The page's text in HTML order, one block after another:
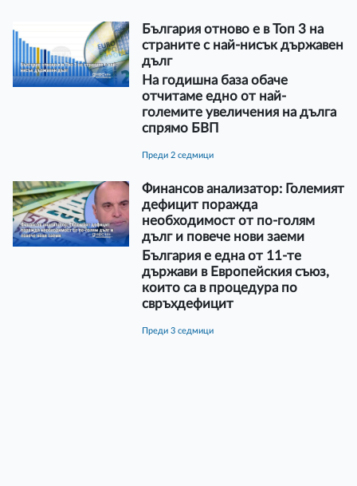
България отново е в Топ 3 на
страните с най-нисък държавен
дълг
На годишна база обаче
отчитаме едно от най-
големите увеличения на дълга
спрямо БВП
преди 2 седмици
Финансов анализатор: Големият
дефицит поражда
необходимост от по-голям
дълг и повече нови заеми
България е една от 11-те
държави в Европейския съюз,
които са в процедура по
свръхдефицит
преди 3 седмици